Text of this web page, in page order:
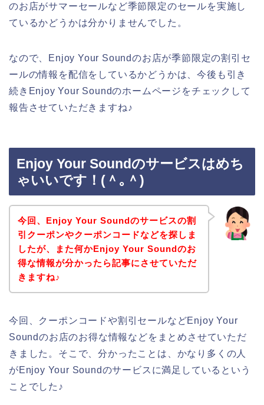
のお店がサマーセールなど季節限定のセールを実施し
ているかどうかは分かりませんでした。
なので、Enjoy Your Soundのお店が季節限定の割引セ
ールの情報を配信をしているかどうかは、今後も引き
続きEnjoy Your Soundのホームページをチェックして
報告させていただきますね♪
Enjoy Your Soundのサービスはめち
ゃいいです！(＾｡＾)
今回、Enjoy Your Soundのサービスの割
引クーポンやクーポンコードなどを探しま
したが、また何かEnjoy Your Soundのお
得な情報が分かったら記事にさせていただ
きますね♪
今回、クーポンコードや割引セールなどEnjoy Your
Soundのお店のお得な情報などをまとめさせていただ
きました。そこで、分かったことは、かなり多くの人
がEnjoy Your Soundのサービスに満足しているという
ことでした♪